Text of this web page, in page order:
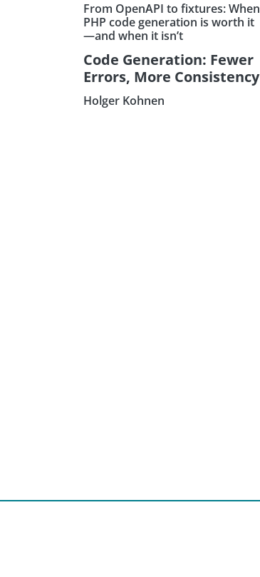
From OpenAPI to fixtures: When
PHP code generation is worth it
—and when it isn’t
Code Generation: Fewer
Errors, More Consistency
Holger Kohnen